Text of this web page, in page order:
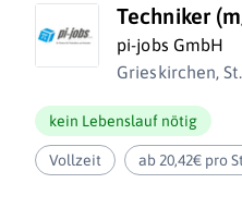
Techniker
pi-jobs GmbH
Grieskirchen,
kein Lebenslauf nötig
Vollzeit ab 20,42€ pro